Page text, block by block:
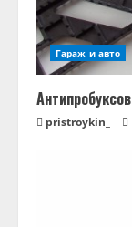
Гараж и авто
pristroykin_